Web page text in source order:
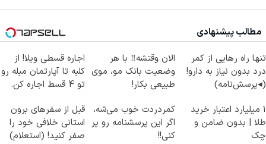
مطالب پیشنهادی
تنها راه رهایی از کمر
درد بدون نیاز به دارو!
(◂پرسش‌نامه)
الان وقتشه‼️ با هر
وضعیت بانک مو، موی
طبیعی بکار!
اجاره‌ قسطی ویلا! از
کلبه تا آپارتمان مبله رو
تو 4 قسط اجاره کن.
۱ میلیارد اعتبار خرید
طلا | بدون ضامن و
چک
کمردردت خوب می‌شه،
اگر این پرسشنامه رو پر
کنی!!
قبل از سفرهای برون
استانی خلافی خود را
صفر کنید! (استعلام)